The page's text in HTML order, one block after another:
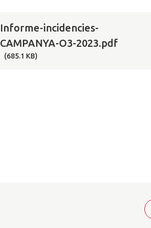
Informe-incidencies-
CAMPANYA-O3-2023.pdf
(685.1 KB)